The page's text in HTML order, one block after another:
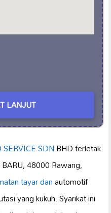
LANJUT
SDNBHD terletak
48000 Rawang,
tayar danautomotif
yang kukuh. Syarikat ini